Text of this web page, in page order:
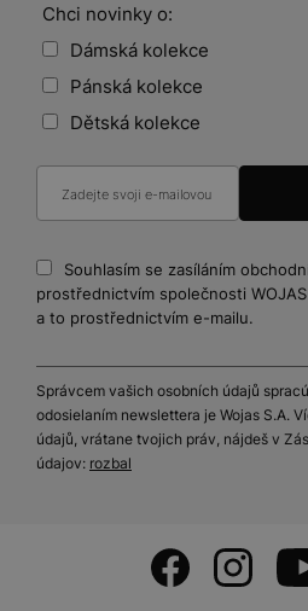
Chci novinky o:
Dámská kolekce
Pánská kolekce
Dětská kolekce
Souhlasím se zasíláním
prostřednictvím společnosti
a to prostřednictvím e-mailu.
Správcem vašich osobních údajů
odosielaním newslettera je Wojas S.A.
údajů, vrátane tvojich práv, nájdeš v
údajov: rozbal